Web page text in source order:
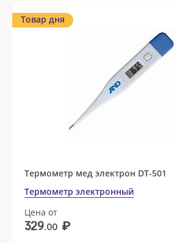
Товар дня
Термометр мед электрон DT-501
Термометр электронный
Цена от
329.00 ₽